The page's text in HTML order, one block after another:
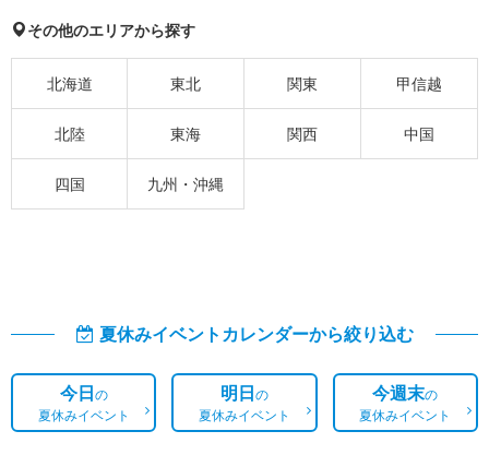
その他のエリアから探す
北海道 東北 関東 甲信越
北陸 東海 関西 中国
四国 九州・沖縄
夏休みイベントカレンダーから絞り込む
今日の
夏休みイベント
明日の
夏休みイベント
今週末の
夏休みイベント